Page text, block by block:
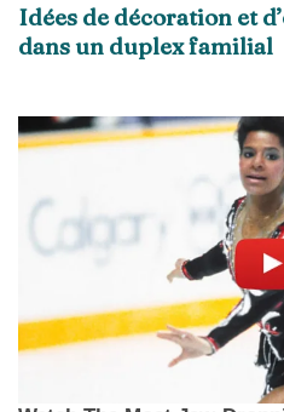
Idées de décoration et
dans un duplex familial